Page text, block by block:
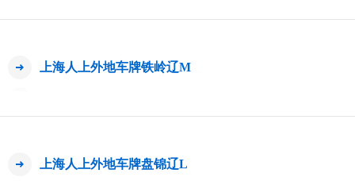
上海人上外地车牌铁岭辽M
上海人上外地车牌盘锦辽L